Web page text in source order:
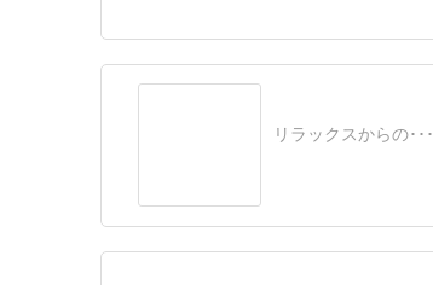
リラックスからの･･･